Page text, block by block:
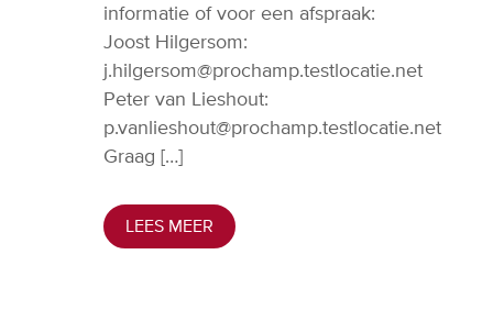
informatie of voor een afspraak:
Joost Hilgersom:
j.hilgersom@prochamp.testlocatie.net
Peter van Lieshout:
p.vanlieshout@prochamp.testlocatie.net
Graag […]
LEES MEER